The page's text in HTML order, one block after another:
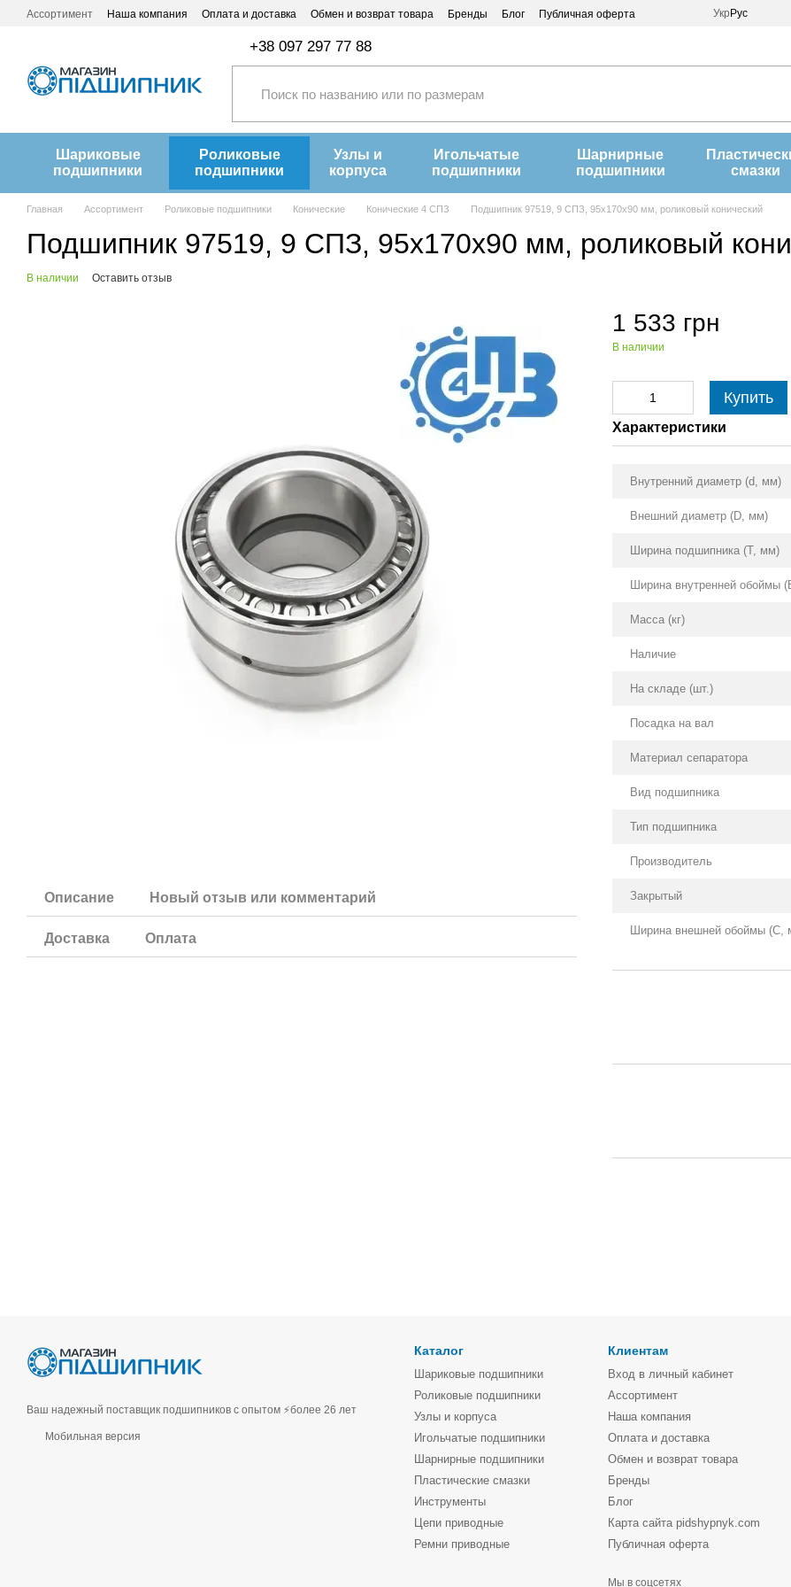
Перейти к основному контенту
Ассортимент Наша компания Оплата и доставка Обмен и возврат товара Бренды Блог Публичная оферта Укр Рус
+38 097 297 77 88
Шариковые
подшипники
Роликовые
подшипники
Узлы и
корпуса
Игольчатые
подшипники
Шарнирные
подшипники
смазки
Главная Ассортимент Роликовые подшипники Конические Конические 4 СПЗ Подшипник 97519, 9 СПЗ, 95х170х90 мм, роликовый конический
Подшипник 97519, 9 СПЗ, 95х170х90 мм, роликовый
В наличии Оставить отзыв
Описание Новый отзыв или комментарий
Доставка Оплата
1 533 грн
В наличии
Купить
Характеристики
Внутренний диаметр (d, мм)
Внешний диаметр (D, мм)
Ширина подшипника (T, мм)
Ширина внутренней обоймы
Масса (кг)
Наличие
На складе (шт.)
Посадка на вал
Материал сепаратора
Вид подшипника
Тип подшипника
Производитель
Закрытый
Ширина внешней обоймы (С,
Ваш надежный поставщик подшипников с опытом ⚡более 26 лет
Мобильная версия
Каталог
Шариковые подшипники
Роликовые подшипники
Узлы и корпуса
Игольчатые подшипники
Шарнирные подшипники
Пластические смазки
Инструменты
Цепи приводные
Ремни приводные
Клиентам
Вход в личный кабинет
Ассортимент
Наша компания
Оплата и доставка
Обмен и возврат товара
Бренды
Блог
Карта сайта pidshypnyk.com
Публичная оферта
Мы в соцсетях